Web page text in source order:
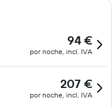
94 €
por noche, incl. IVA
207 €
por noche, incl. IVA